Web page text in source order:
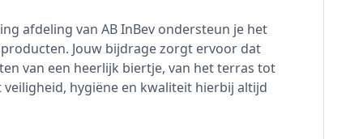
afdeling van AB InBev ondersteun je het
Jouw bijdrage zorgt ervoor dat
van een heerlijk biertje, van het terras tot
hygiëne en kwaliteit hierbij altijd